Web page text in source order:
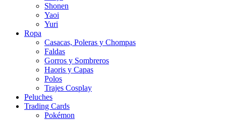
Shonen
Yaoi
Yuri
Ropa
Casacas, Poleras y Chompas
Faldas
Gorros y Sombreros
Haoris y Capas
Polos
Trajes Cosplay
Peluches
Trading Cards
Pokémon